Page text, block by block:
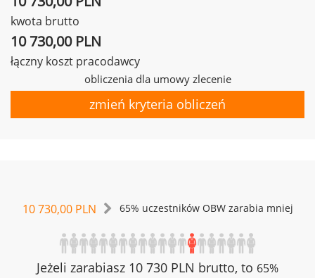
kwota brutto
10 730,00 PLN
łączny koszt pracodawcy
obliczenia dla umowy zlecenie
zmień kryteria obliczeń
10 730,00 PLN 65% uczestników OBW zarabia mniej
Jeżeli zarabiasz 10 730 PLN brutto, to 65%